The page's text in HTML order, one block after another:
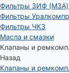
Фильтры ЗИФ (МЗА)
Фильтры
Фильтры ЧКЗ
Масла и смазки
Клапаны и
Назад
Клапаны и